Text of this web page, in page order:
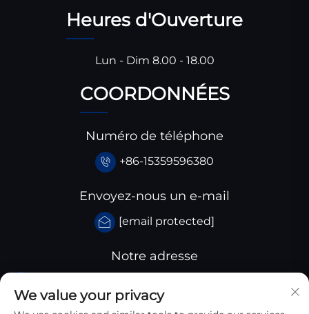
Heures d'Ouverture
Lun - Dim 8.00 - 18.00
COORDONNÉES
Numéro de téléphone
+86-15359596380
Envoyez-nous un e-mail
[email protected]
Notre adresse
province du Sichuan, Chine
We value your privacy